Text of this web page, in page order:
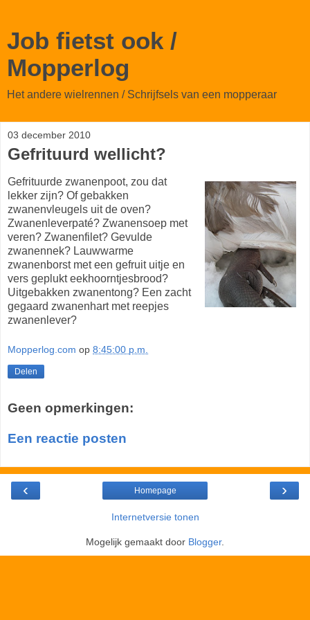
Job fietst ook /
Mopperlog
Het andere wielrennen / Schrijfsels van een mopperaar
03 december 2010
Gefrituurd wellicht?
Gefrituurde zwanenpoot, zou dat
lekker zijn? Of gebakken
zwanenvleugels uit de oven?
Zwanenleverpaté? Zwanensoep met
veren? Zwanenfilet? Gevulde
zwanennek? Lauwwarme
zwanenborst met een gefruit uitje en
vers geplukt eekhoorntjesbrood?
Uitgebakken zwanentong? Een zacht
gegaard zwanenhart met reepjes
zwanenlever?
Mopperlog.com op 8:45:00 p.m.
Delen
Geen opmerkingen:
Een reactie posten
‹ ›
Homepage
Internetversie tonen
Mogelijk gemaakt door Blogger.